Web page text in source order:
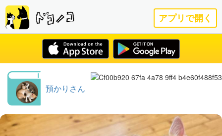
アプリで開く
預かりさん